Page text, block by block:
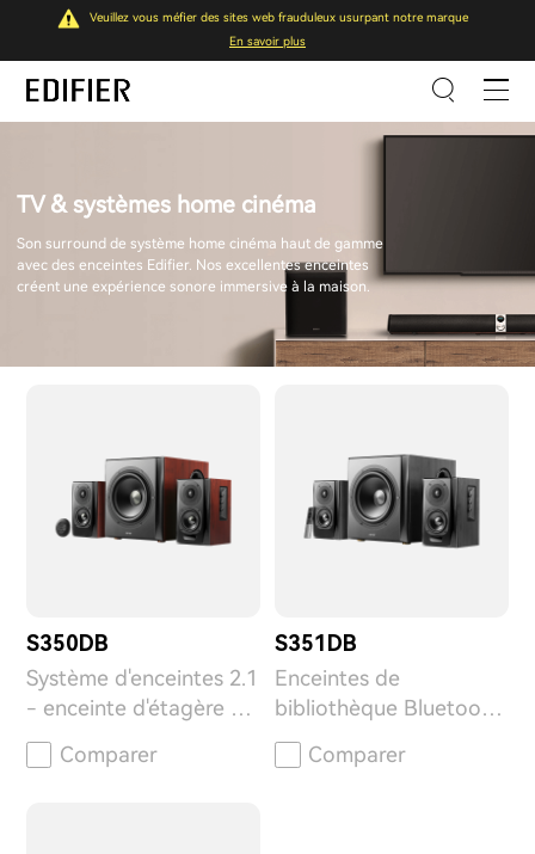
Veuillez vous méfier des sites web frauduleux usurpant notre marque
En savoir plus
TV & systèmes home cinéma
Son surround de système home cinéma haut de gamme
avec des enceintes Edifier. Nos excellentes enceintes
créent une expérience sonore immersive à la maison.
S350DB
Système d'enceintes 2.1
- enceinte d'étagère et
caisson de basses
Comparer
S351DB
Enceintes de
bibliothèque Bluetooth
avec caisson de basses
Comparer